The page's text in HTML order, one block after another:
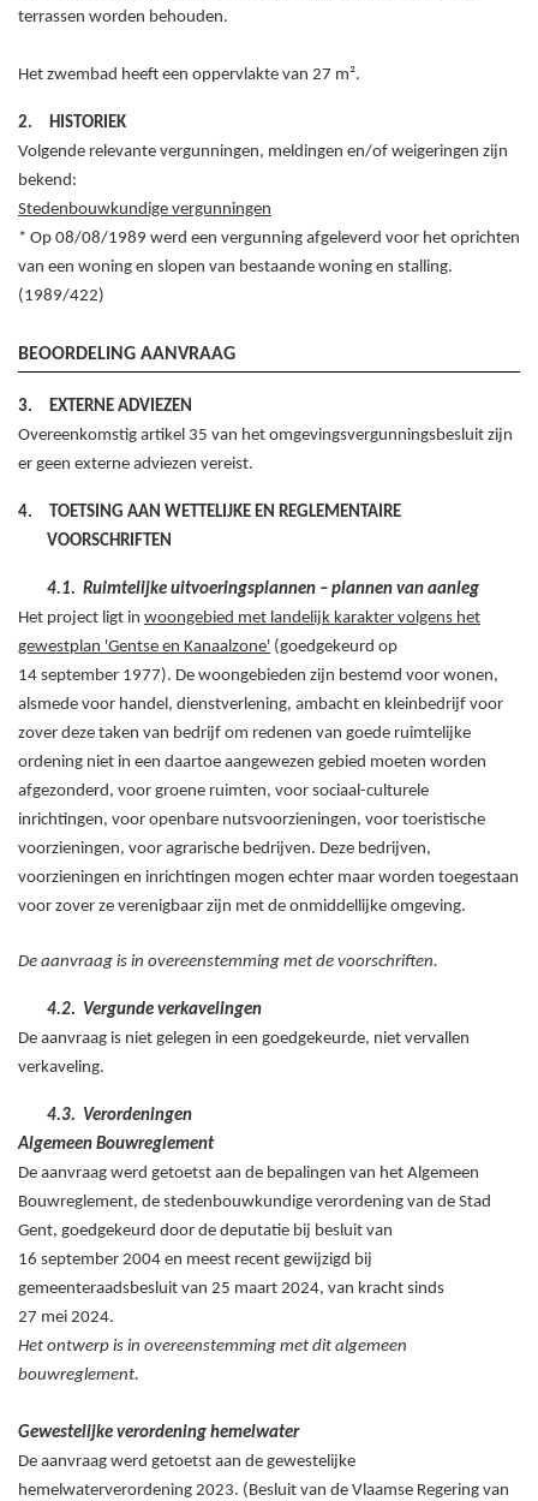
terrassen worden behouden.
Het zwembad heeft een oppervlakte van 27 m².
2.
HISTORIEK
Volgende relevante vergunningen, meldingen en/of weigeringen zijn
bekend:
Stedenbouwkundige vergunningen
* Op 08/08/1989 werd een vergunning afgeleverd voor het oprichten
van een woning en slopen van bestaande woning en stalling.
(1989/422)
BEOORDELING AANVRAAG
3.
EXTERNE ADVIEZEN
Overeenkomstig artikel 35 van het omgevingsvergunningsbesluit zijn
er geen externe adviezen vereist.
4.
TOETSING AAN WETTELIJKE EN REGLEMENTAIRE
VOORSCHRIFTEN
4.1. Ruimtelijke uitvoeringsplannen – plannen van aanleg
Het project ligt in woongebied met landelijk karakter volgens het
gewestplan 'Gentse en Kanaalzone' (goedgekeurd op
14 september 1977). De woongebieden zijn bestemd voor wonen,
alsmede voor handel, dienstverlening, ambacht en kleinbedrijf voor
zover deze taken van bedrijf om redenen van goede ruimtelijke
ordening niet in een daartoe aangewezen gebied moeten worden
afgezonderd, voor groene ruimten, voor sociaal-culturele
inrichtingen, voor openbare nutsvoorzieningen, voor toeristische
voorzieningen, voor agrarische bedrijven. Deze bedrijven,
voorzieningen en inrichtingen mogen echter maar worden toegestaan
voor zover ze verenigbaar zijn met de onmiddellijke omgeving.
De aanvraag is in overeenstemming met de voorschriften.
4.2. Vergunde verkavelingen
De aanvraag is niet gelegen in een goedgekeurde, niet vervallen
verkaveling.
4.3. Verordeningen
Algemeen Bouwreglement
De aanvraag werd getoetst aan de bepalingen van het Algemeen
Bouwreglement, de stedenbouwkundige verordening van de Stad
Gent, goedgekeurd door de deputatie bij besluit van
16 september 2004 en meest recent gewijzigd bij
gemeenteraadsbesluit van 25 maart 2024, van kracht sinds
27 mei 2024.
Het ontwerp is in overeenstemming met dit algemeen
bouwreglement.
Gewestelijke verordening hemelwater
De aanvraag werd getoetst aan de gewestelijke
hemelwaterverordening 2023. (Besluit van de Vlaamse Regering van